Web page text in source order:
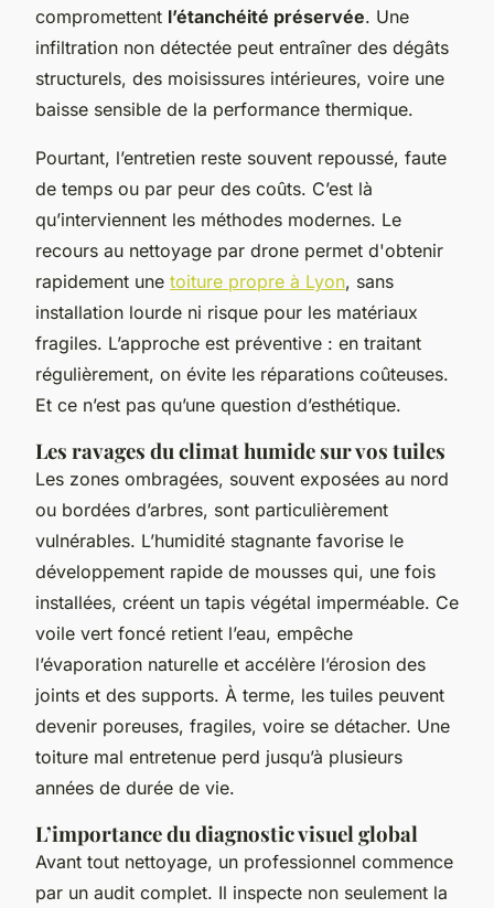
compromettent l’étanchéité préservée. Une
infiltration non détectée peut entraîner des dégâts
structurels, des moisissures intérieures, voire une
baisse sensible de la performance thermique.
Pourtant, l’entretien reste souvent repoussé, faute
de temps ou par peur des coûts. C’est là
qu’interviennent les méthodes modernes. Le
recours au nettoyage par drone permet d'obtenir
rapidement une toiture propre à Lyon, sans
installation lourde ni risque pour les matériaux
fragiles. L’approche est préventive : en traitant
régulièrement, on évite les réparations coûteuses.
Et ce n’est pas qu’une question d’esthétique.
Les ravages du climat humide sur vos tuiles
Les zones ombragées, souvent exposées au nord
ou bordées d’arbres, sont particulièrement
vulnérables. L’humidité stagnante favorise le
développement rapide de mousses qui, une fois
installées, créent un tapis végétal imperméable. Ce
voile vert foncé retient l’eau, empêche
l’évaporation naturelle et accélère l’érosion des
joints et des supports. À terme, les tuiles peuvent
devenir poreuses, fragiles, voire se détacher. Une
toiture mal entretenue perd jusqu’à plusieurs
années de durée de vie.
L’importance du diagnostic visuel global
Avant tout nettoyage, un professionnel commence
par un audit complet. Il inspecte non seulement la